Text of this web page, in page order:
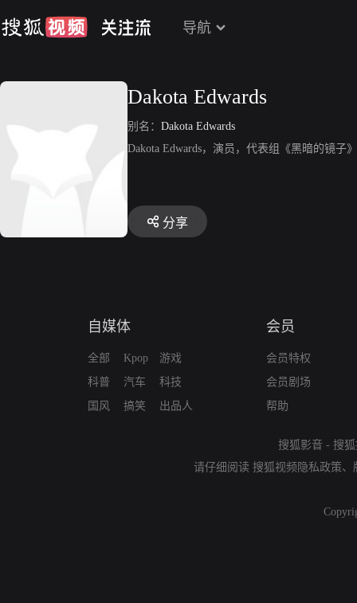
导航
Dakota Edwards
别名： Dakota Edwards
Dakota Edwards，演员，代表组《黑暗的镜子
分享
自媒体
全部
科普
国风
Kpop
汽车
搞笑
游戏
科技
出品人
会员
会员特权
会员剧场
帮助
搜狐影音 - 搜
请仔细阅读 搜狐视频隐私政策、